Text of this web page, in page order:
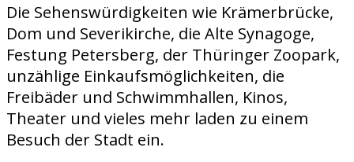
Die Sehenswürdigkeiten wie Krämerbrücke,
Dom und Severikirche, die Alte Synagoge,
Festung Petersberg, der Thüringer Zoopark,
unzählige Einkaufsmöglichkeiten, die
Freibäder und Schwimmhallen, Kinos,
Theater und vieles mehr laden zu einem
Besuch der Stadt ein.